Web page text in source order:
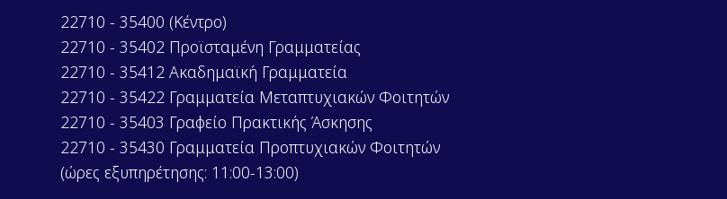
22710 - 35400 (Κέντρο)
22710 - 35402 Προϊσταμένη Γραμματείας
22710 - 35412 Ακαδημαϊκή Γραμματεία
22710 - 35422 Γραμματεία Μεταπτυχιακών Φοιτητών
22710 - 35403 Γραφείο Πρακτικής Άσκησης
22710 - 35430 Γραμματεία Προπτυχιακών Φοιτητών
(ώρες εξυπηρέτησης: 11:00-13:00)